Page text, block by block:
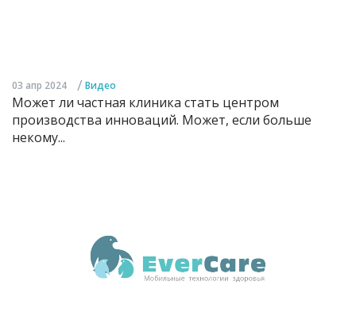
03 апр 2024 / Видео
Может ли частная клиника стать центром
производства инноваций. Может, если больше
некому...